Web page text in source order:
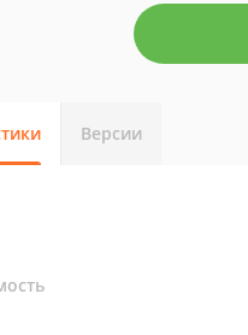
Версии